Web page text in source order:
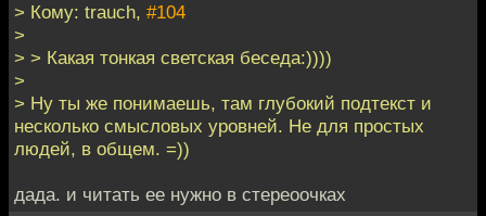
> Кому: trauch, #104
>
> > Какая тонкая светская беседа:))))
>
> Ну ты же понимаешь, там глубокий подтекст и
несколько смысловых уровней. Не для простых
людей, в общем. =))
дада. и читать ее нужно в стереоочках